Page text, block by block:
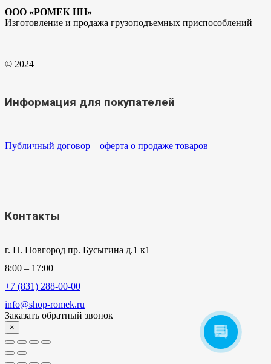
ООО «РОМЕК НН»
Изготовление и продажа грузоподъемных приспособлений
© 2024
Информация для покупателей
Публичный договор – оферта о продаже товаров
Контакты
г. Н. Новгород пр. Бусыгина д.1 к1
8:00 – 17:00
+7 (831) 288-00-00
info@shop-romek.ru
Заказать обратный звонок
×